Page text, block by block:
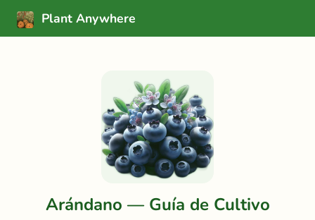
Plant Anywhere
Arándano — Guía de Cultivo